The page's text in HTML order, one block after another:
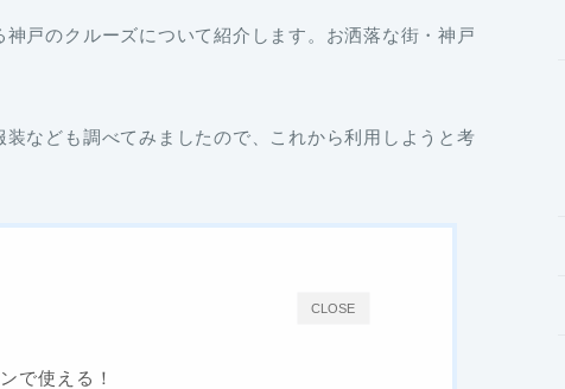
戸のクルーズについて紹介します。お洒落な街・神戸
なども調べてみましたので、これから利用しようと考
CLOSE
で使える！